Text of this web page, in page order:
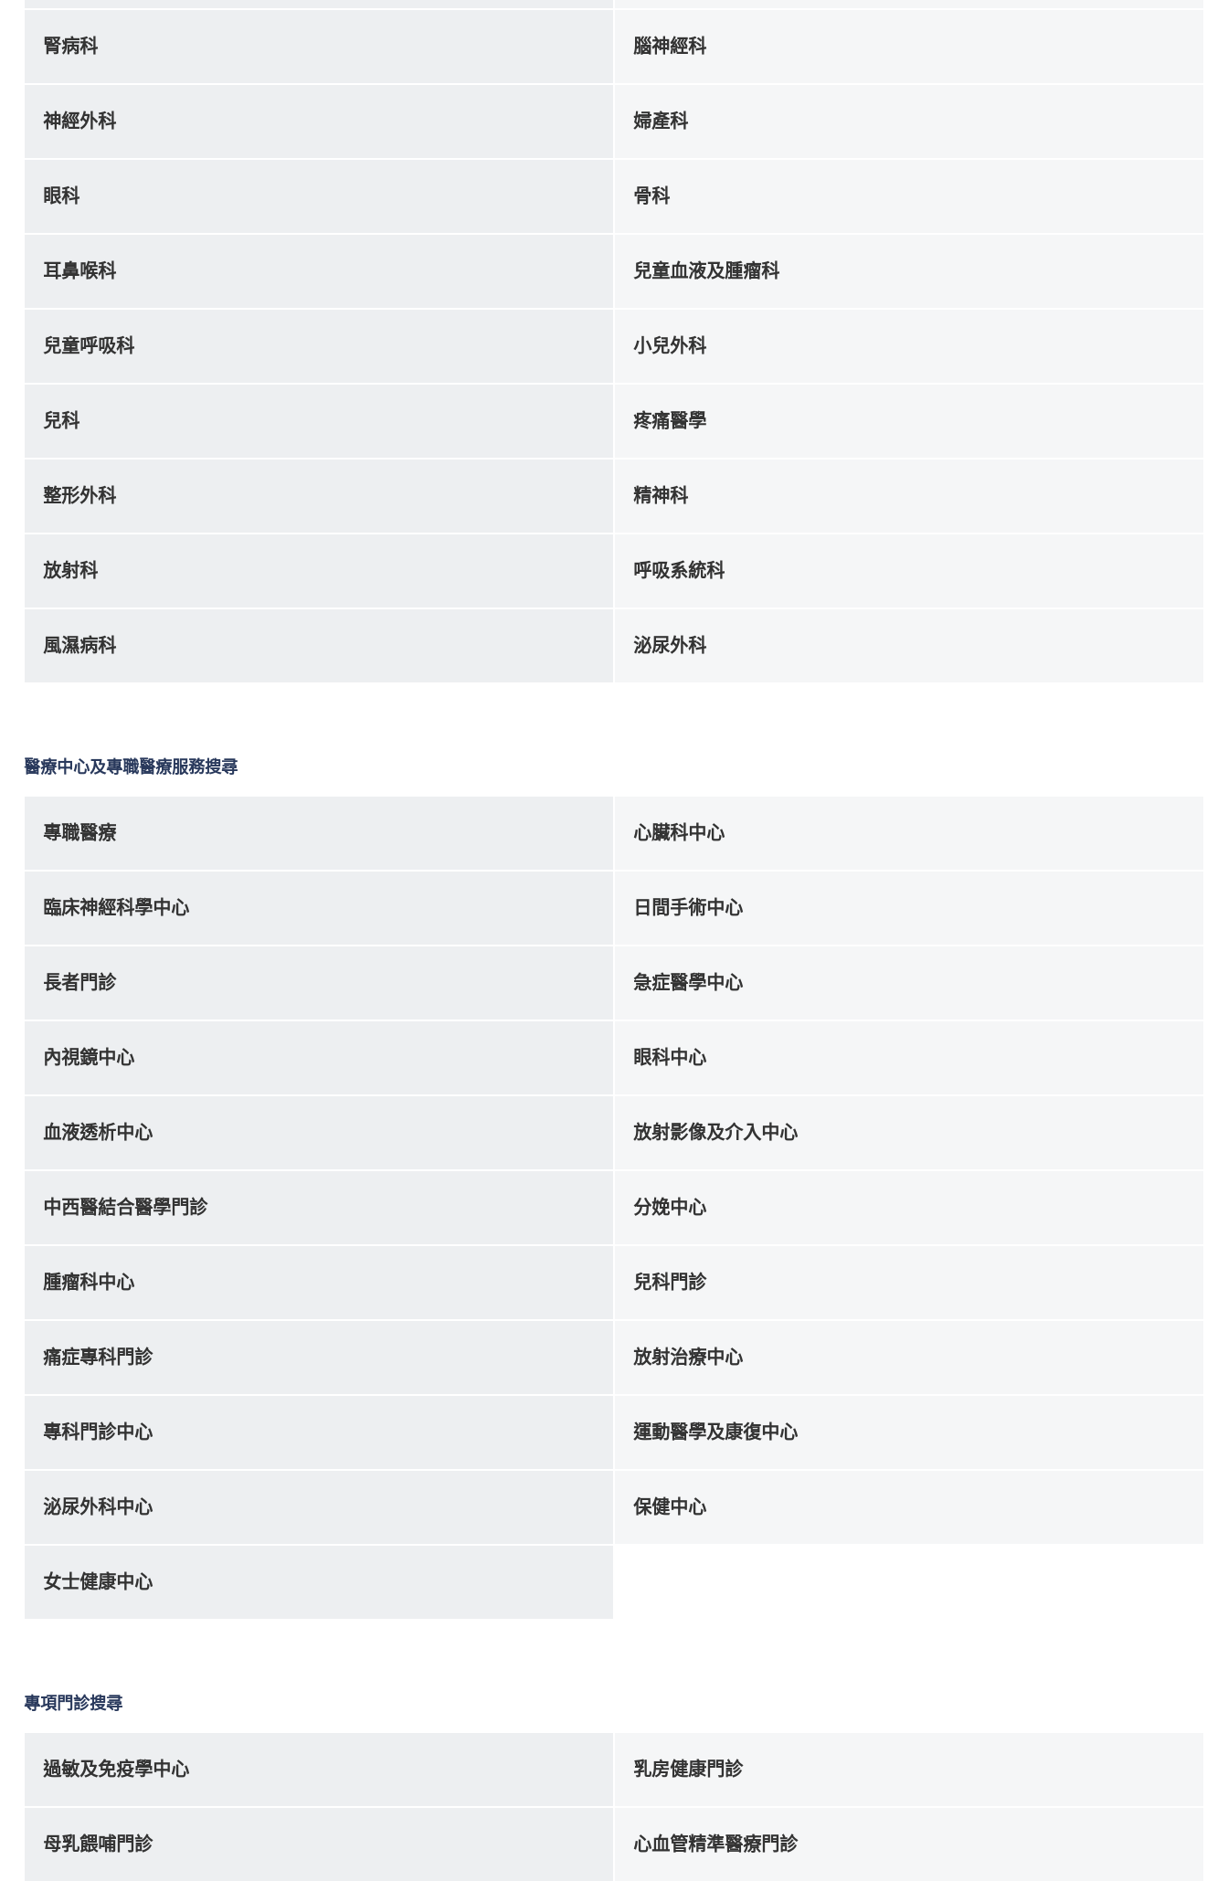
腎病科 腦神經科
神經外科 婦產科
眼科 骨科
耳鼻喉科 兒童血液及腫瘤科
兒童呼吸科 小兒外科
兒科 疼痛醫學
整形外科 精神科
放射科 呼吸系統科
風濕病科 泌尿外科
醫療中心及專職醫療服務搜尋
專職醫療 心臟科中心
臨床神經科學中心 日間手術中心
長者門診 急症醫學中心
內視鏡中心 眼科中心
血液透析中心 放射影像及介入中心
中西醫結合醫學門診 分娩中心
腫瘤科中心 兒科門診
痛症專科門診 放射治療中心
專科門診中心 運動醫學及康復中心
泌尿外科中心 保健中心
女士健康中心
專項門診搜尋
過敏及免疫學中心 乳房健康門診
母乳餵哺門診 心血管精準醫療門診